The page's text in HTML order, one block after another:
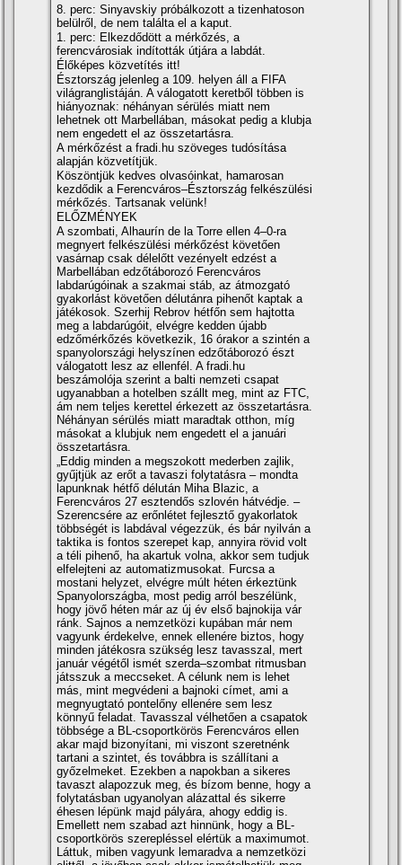
8. perc: Sinyavskiy próbálkozott a tizenhatoson
belülről, de nem találta el a kaput.
1. perc: Elkezdődött a mérkőzés, a
ferencvárosiak indították útjára a labdát.
Élőképes közvetítés itt!
Észtország jelenleg a 109. helyen áll a FIFA
világranglistáján. A válogatott keretből többen is
hiányoznak: néhányan sérülés miatt nem
lehetnek ott Marbellában, másokat pedig a klubja
nem engedett el az összetartásra.
A mérkőzést a fradi.hu szöveges tudósítása
alapján közvetítjük.
Köszöntjük kedves olvasóinkat, hamarosan
kezdődik a Ferencváros–Észtország felkészülési
mérkőzés. Tartsanak velünk!
ELŐZMÉNYEK
A szombati, Alhaurín de la Torre ellen 4–0-ra
megnyert felkészülési mérkőzést követően
vasárnap csak délelőtt vezényelt edzést a
Marbellában edzőtáborozó Ferencváros
labdarúgóinak a szakmai stáb, az átmozgató
gyakorlást követően délutánra pihenőt kaptak a
játékosok. Szerhij Rebrov hétfőn sem hajtotta
meg a labdarúgóit, elvégre kedden újabb
edzőmérkőzés következik, 16 órakor a szintén a
spanyolországi helyszínen edzőtáborozó észt
válogatott lesz az ellenfél. A fradi.hu
beszámolója szerint a balti nemzeti csapat
ugyanabban a hotelben szállt meg, mint az FTC,
ám nem teljes kerettel érkezett az összetartásra.
Néhányan sérülés miatt maradtak otthon, míg
másokat a klubjuk nem engedett el a januári
összetartásra.
„Eddig minden a megszokott mederben zajlik,
gyűjtjük az erőt a tavaszi folytatásra – mondta
lapunknak hétfő délután Miha Blazic, a
Ferencváros 27 esztendős szlovén hátvédje. –
Szerencsére az erőnlétet fejlesztő gyakorlatok
többségét is labdával végezzük, és bár nyilván a
taktika is fontos szerepet kap, annyira rövid volt
a téli pihenő, ha akartuk volna, akkor sem tudjuk
elfelejteni az automatizmusokat. Furcsa a
mostani helyzet, elvégre múlt héten érkeztünk
Spanyolországba, most pedig arról beszélünk,
hogy jövő héten már az új év első bajnokija vár
ránk. Sajnos a nemzetközi kupában már nem
vagyunk érdekelve, ennek ellenére biztos, hogy
minden játékosra szükség lesz tavasszal, mert
január végétől ismét szerda–szombat ritmusban
játsszuk a meccseket. A célunk nem is lehet
más, mint megvédeni a bajnoki címet, ami a
megnyugtató pontelőny ellenére sem lesz
könnyű feladat. Tavasszal vélhetően a csapatok
többsége a BL-csoportkörös Ferencváros ellen
akar majd bizonyítani, mi viszont szeretnénk
tartani a szintet, és továbbra is szállítani a
győzelmeket. Ezekben a napokban a sikeres
tavaszt alapozzuk meg, és bízom benne, hogy a
folytatásban ugyanolyan alázattal és sikerre
éhesen lépünk majd pályára, ahogy eddig is.
Emellett nem szabad azt hinnünk, hogy a BL-
csoportkörös szerepléssel elértük a maximumot.
Láttuk, miben vagyunk lemaradva a nemzetközi